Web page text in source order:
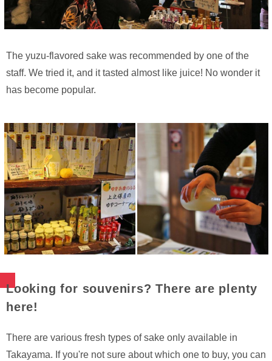
The yuzu-flavored sake was recommended by one of the
staff. We tried it, and it tasted almost like juice! No wonder it
has become popular.
Looking for souvenirs? There are plenty
here!
There are various fresh types of sake only available in
Takayama. If you're not sure about which one to buy, you can